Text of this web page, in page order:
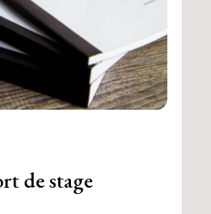
de stage